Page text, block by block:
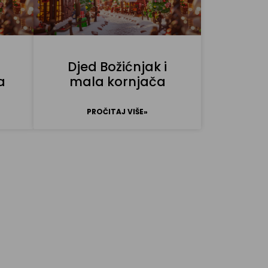
Djed Božićnjak i
mala kornjača
PROČITAJ VIŠE»